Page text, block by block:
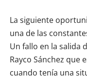
La siguiente
una de las
Un fallo en la salida
Rayco Sánchez que
cuando tenía una